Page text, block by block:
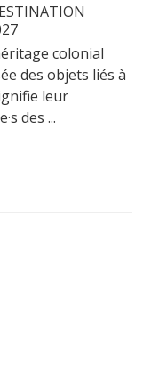
colonial
des objets liés à
leur
des ...